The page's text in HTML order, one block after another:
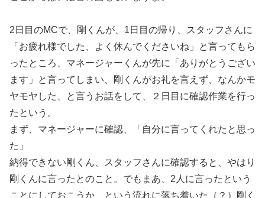
2日目のMCで、剛くんが、1日目の帰り、スタッフさんに
「お疲れ様でした、よく休んでくださいね」と言ってもら
ったところ、マネージャーくんが先に「ありがとうござい
ます」と言ってしまい、剛くんがお礼を言えず、なんかモ
ヤモヤした、と言うお話をして、２日目に確認作業を行っ
たという。
まず、マネージャーに確認、「自分に言ってくれたと思っ
た」
納得できない剛くん、スタッフさんに確認すると、やはり
剛くんに言ったとのこと。でもまあ、2人に言ったという
ことにしておこうか、という流れに落ち着いた（？）剛く